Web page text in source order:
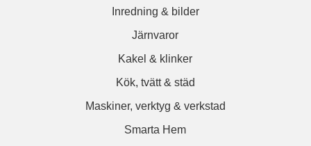
Inredning & bilder
Järnvaror
Kakel & klinker
Kök, tvätt & städ
Maskiner, verktyg & verkstad
Smarta Hem